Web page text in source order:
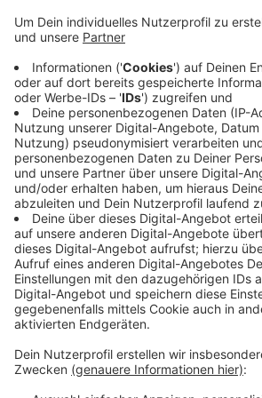
auf der A4 Richtung Heerlen tagsüber
Vetschau. Die Autobahn GmbH
zwischen 9 und 15 Uhr an einem
Regenrückhaltebecken.
Am Donnerstagabend gibt es ein
einen kleinen Engpass auf der A4
Eschweiler. Die Autobahn GmbH
Induktionsschleifen in der Fahrbahn.
zwischen 20 und ein Uhr in Höhe
eine der drei Spuren zur Verfügung.
Anzeige